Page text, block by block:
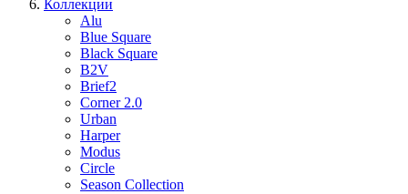
Коллекции
Alu
Blue Square
Black Square
B2V
Brief2
Corner 2.0
Urban
Harper
Modus
Circle
Season Collection